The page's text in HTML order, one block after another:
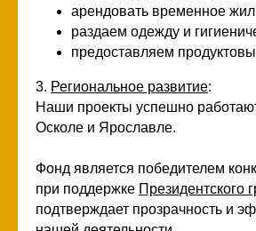
арендовать временное
раздаем одежду и
предоставляем
3. Региональное развитие:
Наши проекты успешно
Осколе и Ярославле.
Фонд является победителем
при поддержке Президентского
подтверждает прозрачность и